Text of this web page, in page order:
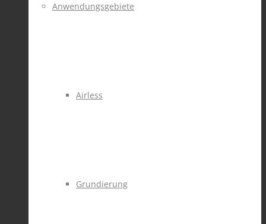
Anwendungsgebiete
Airless
Grundierung